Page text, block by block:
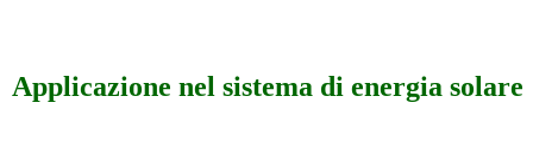
Applicazione nel sistema di energia solare